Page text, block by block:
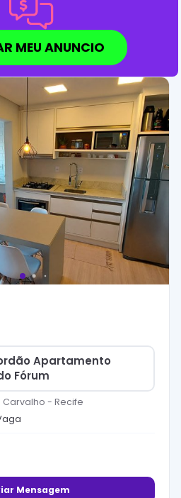
MEU ANUNCIO
Apartamento
Fórum
Carvalho - Recife
Mensagem